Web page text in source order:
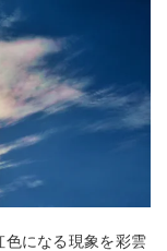
色になる現象を彩雲